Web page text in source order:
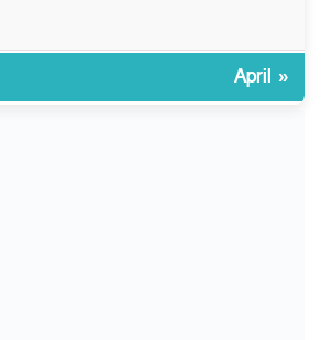
চুয়াডাঙ্গা/ প্রথম স্ত্রীকে নিয়ে
মালয়েশিয়ায়, দ্বিতীয় স্ত্রী
April »